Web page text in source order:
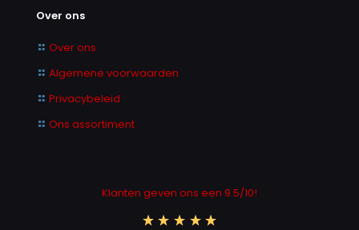
Over ons
Over ons
Algemene voorwaarden
Privacybeleid
Ons assortiment
Klanten geven ons een 9.5/10!